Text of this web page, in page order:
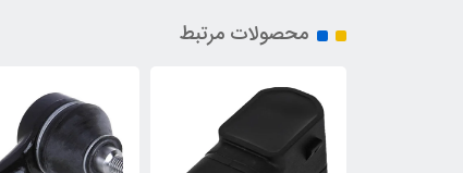
محصولات مرتبط